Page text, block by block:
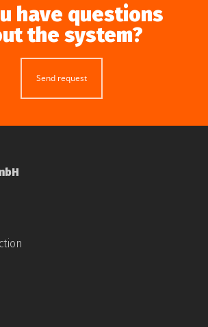
have questions
the system?
Send request